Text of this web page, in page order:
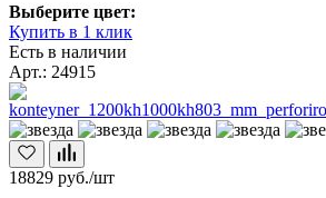
Выберите цвет:
Купить в 1 клик
Есть в наличии
Арт.: 24915
18829 руб./шт